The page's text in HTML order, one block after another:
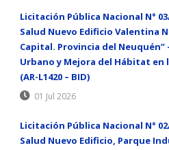
Licitación Pública Nacional N°
Salud Nuevo Edificio Valentina
Capital. Provincia del
Urbano y Mejora del Hábitat en
(AR-L1420 – BID)
01 Jul 2026
Licitación Pública Nacional N°
Salud Nuevo Edificio, Parque